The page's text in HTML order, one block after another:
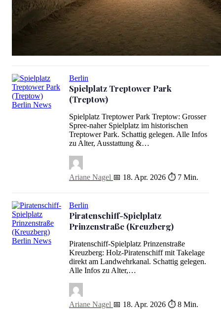
Spielplatz Treptower Park (Treptow)
Berlin
Spielplatz Treptower Park
(Treptow)
Spielplatz Treptower Park Treptow: Grosser
Spree-naher Spielplatz im historischen
Treptower Park. Schattig gelegen. Alle Infos
zu Alter, Ausstattung &…
Ariane Nagel 📅 18. Apr. 2026 ⏱ 7 Min.
Piratenschiff-Spielplatz Prinzenstraße (Kreuzberg)
Berlin
Piratenschiff-Spielplatz
Prinzenstraße (Kreuzberg)
Piratenschiff-Spielplatz Prinzenstraße
Kreuzberg: Holz-Piratenschiff mit Takelage
direkt am Landwehrkanal. Schattig gelegen.
Alle Infos zu Alter,…
Ariane Nagel 📅 18. Apr. 2026 ⏱ 8 Min.